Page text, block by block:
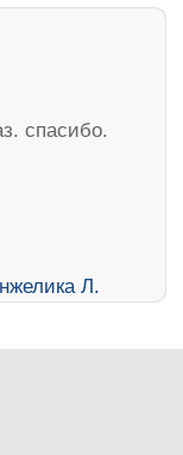
спасибо.